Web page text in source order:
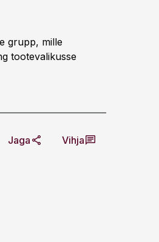
grupp, mille
tootevalikusse
Jaga Vihja